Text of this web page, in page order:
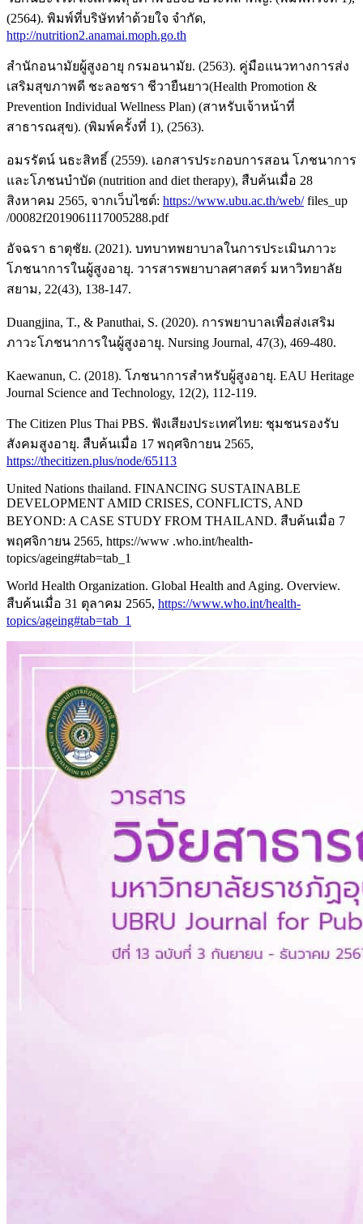
(2564). พิมพ์ที่บริษัททำด้วยใจ จำกัด,
http://nutrition2.anamai.moph.go.th
สำนักอนามัยผู้สูงอายุ กรมอนามัย. (2563). คู่มือแนวทางการส่ง
เสริมสุขภาพดี ชะลอชรา ชีวายืนยาว(Health Promotion &
Prevention Individual Wellness Plan) (สาหรับเจ้าหน้าที่
สาธารณสุข). (พิมพ์ครั้งที่ 1), (2563).
อมรรัตน์ นธะสิทธิ์ (2559). เอกสารประกอบการสอน โภชนาการ
และโภชนบำบัด (nutrition and diet therapy), สืบค้นเมื่อ 28
สิงหาคม 2565, จากเว็บไซต์: https://www.ubu.ac.th/web/files_up
/00082f2019061117005288.pdf
อัจฉรา ธาตุชัย. (2021). บทบาทพยาบาลในการประเมินภาวะ
โภชนาการในผู้สูงอายุ. วารสารพยาบาลศาสตร์ มหาวิทยาลัย
สยาม, 22(43), 138-147.
Duangjina, T., & Panuthai, S. (2020). การพยาบาลเพื่อส่งเสริม
ภาวะโภชนาการในผู้สูงอายุ. Nursing Journal, 47(3), 469-480.
Kaewanun, C. (2018). โภชนาการสำหรับผู้สูงอายุ. EAU Heritage
Journal Science and Technology, 12(2), 112-119.
The Citizen Plus Thai PBS. ฟังเสียงประเทศไทย: ชุมชนรองรับ
สังคมสูงอายุ. สืบค้นเมื่อ 17 พฤศจิกายน 2565,
https://thecitizen.plus/node/65113
United Nations thailand. FINANCING SUSTAINABLE
DEVELOPMENT AMID CRISES, CONFLICTS, AND
BEYOND: A CASE STUDY FROM THAILAND. สืบค้นเมื่อ 7
พฤศจิกายน 2565, https://www .who.int/health-
topics/ageing#tab=tab_1
World Health Organization. Global Health and Aging. Overview.
สืบค้นเมื่อ 31 ตุลาคม 2565, https://www.who.int/health-
topics/ageing#tab=tab_1